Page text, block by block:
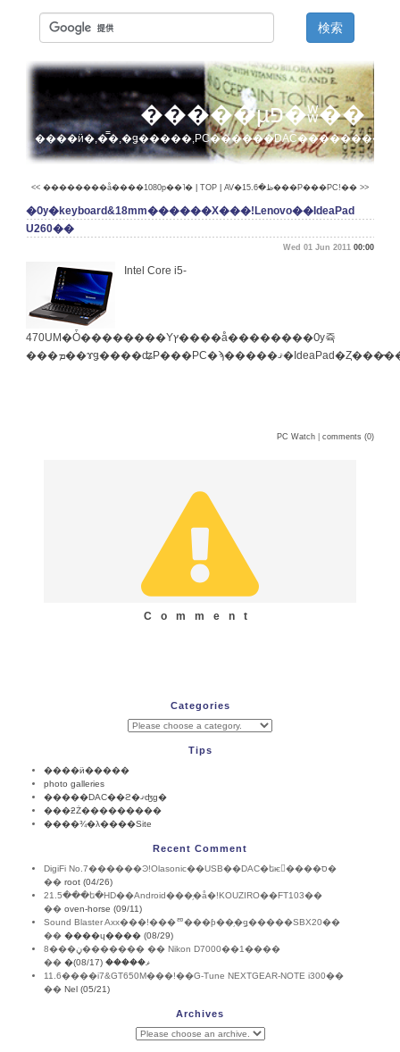
�����µפ�ʬ��
<< ��������å����1080p��˥� TOP AV�ظ�15.6���Ρ���PC!�� >>
�Ѹ�keyboard&18mm������Х���!Lenovo��IdeaPad
U260��
Wed 01 Jun 2011 00:00
Intel Core i5-
470UM�Ȱ��������Υץ����å��������Ѹ쥭
PC Watch comments (0)
Comment
Categories
Tips
����ӥ�����
photo galleries
�����DAC��ϩ�ޤʤɡ�
���ƻŻ���������
����¾�λ����Site
Recent Comment
DigiFi No.7������Ͽ!Olasonic��USB��DAC�եѥ����ס�
�� root (04/26)
21.5���ե�HD��Android���֥�å�!KOUZIRO��FT103��
�� oven-horse (09/11)
Sound Blaster Axx���!���ꥨ���ƥ��֥�ǥ�����SBX20��
�� ����ɥ���� (08/29)
8���ڼ������� �� Nikon D7000��1����
��
�ޥ����� (08/17)
11.6����i7&GT650M���!��G-Tune NEXTGEAR-NOTE i300��
�� Nel (05/21)
Archives